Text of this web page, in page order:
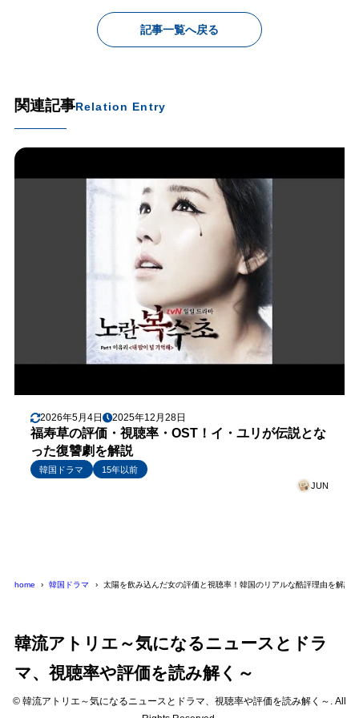
記事一覧へ戻る
関連記事Relation Entry
2026年5月4日 2025年12月28日
福寿草の評価・視聴率・OST！イ・ユリが伝説とな
った復讐劇を解説
韓国ドラマ
15年以前
JUN
home 韓国ドラマ 太陽を飲み込んだ女の評価と視聴率！韓国のリアルな酷評理由を解説
韓流アトリエ～気になるニュースとドラ
マ、視聴率や評価を読み解く～
© 韓流アトリエ～気になるニュースとドラマ、視聴率や評価を読み解く～. All